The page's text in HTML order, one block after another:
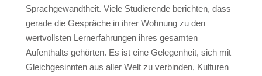
Plaza 3*
Preise & Daten
Sprachgewandtheit. Viele Studierende berichten, dass
gerade die Gespräche in ihrer Wohnung zu den
wertvollsten Lernerfahrungen ihres gesamten
Aufenthalts gehörten. Es ist eine Gelegenheit, sich mit
Gleichgesinnten aus aller Welt zu verbinden, Kulturen